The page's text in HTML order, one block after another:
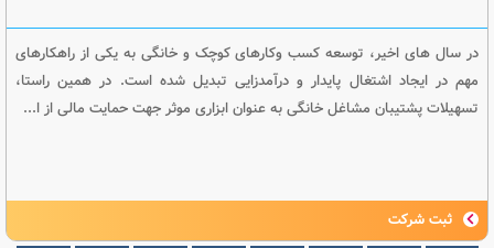
در سال های اخیر، توسعه کسب وکارهای کوچک و خانگی به یکی از راهکارهای
مهم در ایجاد اشتغال پایدار و درآمدزایی تبدیل شده است. در همین راستا،
تسهیلات پشتیبان مشاغل خانگی به عنوان ابزاری موثر جهت حمایت مالی از ا...
ثبت شرکت